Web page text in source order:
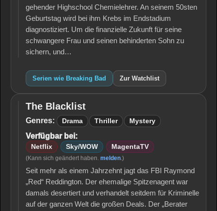
gehender Highschool Chemielehrer. An seinem 50sten
Geburtstag wird bei ihm Krebs im Endstadium
diagnostiziert. Um die finanzielle Zukunft für seine
schwangere Frau und seinen behinderten Sohn zu
sichern, und…
Serien wie Breaking Bad Zur Watchlist
The
Blacklist
The Blacklist
Genres: Drama Thriller Mystery
Verfügbar bei:
Netflix Sky/WOW MagentaTV
(Kann sich geändert haben. melden.)
Seit mehr als einem Jahrzehnt jagt das FBI Raymond
„Red“ Reddington. Der ehemalige Spitzenagent war
damals desertiert und verhandelt seitdem für Kriminelle
auf der ganzen Welt die großen Deals. Der „Berater